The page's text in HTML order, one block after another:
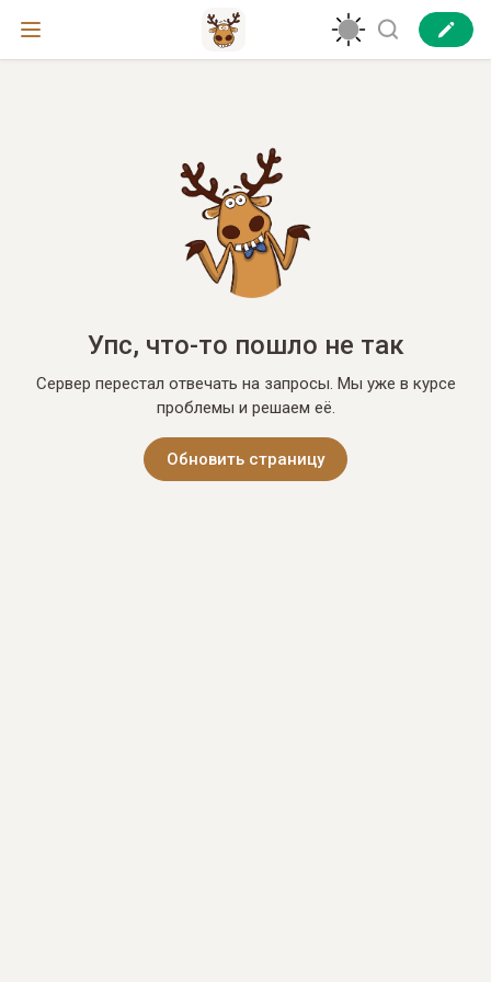
Упс, что-то пошло не так
Сервер перестал отвечать на запросы. Мы уже в курсе
проблемы и решаем её.
Обновить страницу